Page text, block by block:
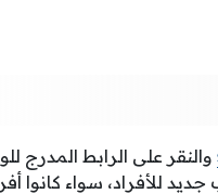
والنقر على الرابط المدرج
للأفراد، سواء كانوا